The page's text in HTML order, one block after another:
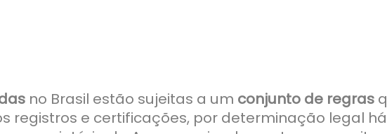
no Brasil estão sujeitas a um conjunto de regras
registros e certificações, por determinação legal